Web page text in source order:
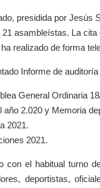
presidida por Jesús
21 asambleístas. La
realizado de forma
Informe de
General Ordinaria
2.020 y Memoria
2021.
2021.
con el habitual turno
deportistas,